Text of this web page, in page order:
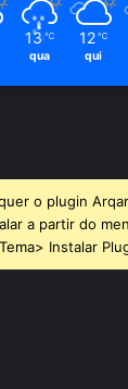
13 ℃
qua
12 ℃
qui
o plugin
a partir do
Instalar